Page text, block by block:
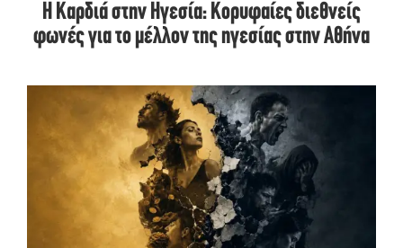
Η Καρδιά στην Ηγεσία: Κορυφαίες διεθνείς
φωνές για το μέλλον της ηγεσίας στην Αθήνα